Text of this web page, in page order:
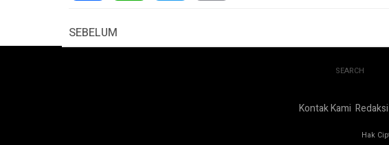
SEBELUM
SEARCH
Kontak Kami Redaksi
Hak